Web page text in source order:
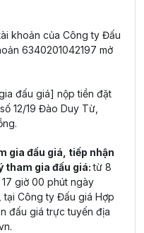
khoản của Công ty Đấu
6340201042197 mở
đấu giá] nộp tiền đặt
12/19 Đào Duy Từ,
gia đấu giá, tiếp nhận
tham gia đấu giá:từ 8
giờ 00 phút ngày
Công ty Đấu giá Hợp
đấu giá trực tuyến địa
.